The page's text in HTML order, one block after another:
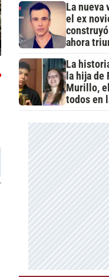
La nueva
el ex
ahora
La
la hija de
Murillo,
todos en